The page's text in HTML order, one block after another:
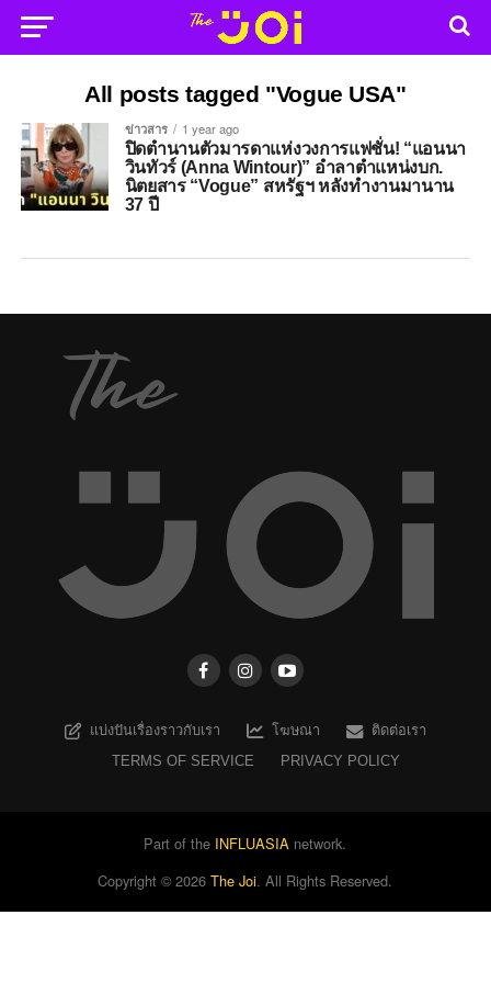
All posts tagged "Vogue USA"
ข่าวสาร 1 year ago
ปิดตำนานตัวมารดาแห่งวงการแฟชั่น! “แอนนา
วินทัวร์ (Anna Wintour)” อำลาตำแหน่งบก.
นิตยสาร “Vogue” สหรัฐฯ หลังทำงานมานาน
37 ปี
แบ่งปันเรื่องราวกับเรา โฆษณา
ติดต่อเรา
TERMS OF SERVICE
PRIVACY POLICY
Part of the INFLUASIA network.
Copyright ©2026 The Joi. All Rights Reserved.